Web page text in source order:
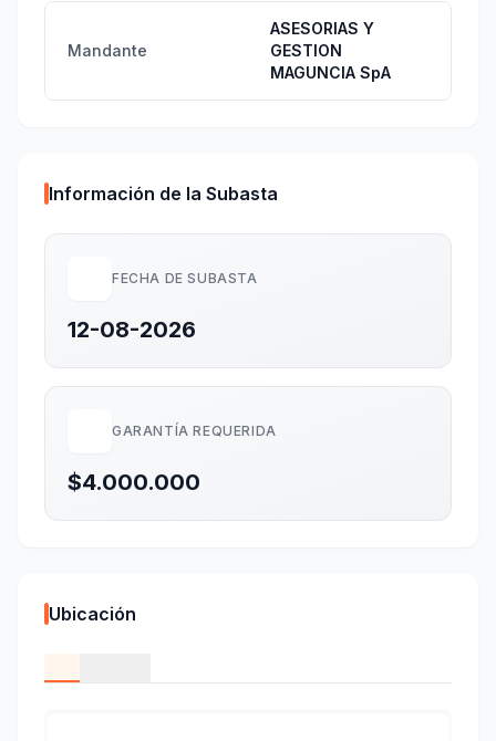
Mandante
ASESORIAS Y
GESTION
MAGUNCIA SpA
Información de la Subasta
FECHA DE SUBASTA
12-08-2026
GARANTÍA REQUERIDA
$4.000.000
Ubicación